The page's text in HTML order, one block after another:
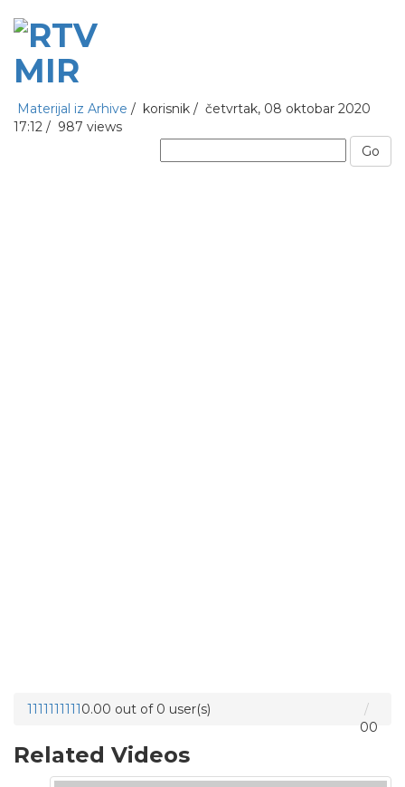
Materijal iz Arhive / korisnik / četvrtak, 08 oktobar 2020
17:12 / 987 views
Go
11111111110.00 out of 0 user(s)
00
Related Videos